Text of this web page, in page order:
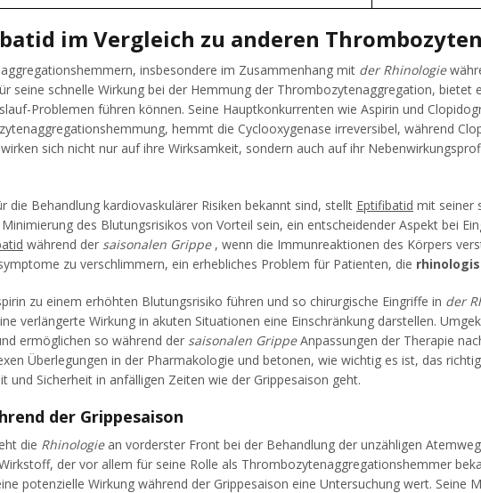
im Vergleich zu anderen
insbesondere im Zusammenhang mit der Rhinologie
seine schnelle Wirkung bei der Hemmung der Thrombozytenaggregation, bietet
Problemen führen können. Seine Hauptkonkurrenten wie Aspirin und
hemmt die Cyclooxygenase irreversibel, während
sich nicht nur auf ihre Wirksamkeit, sondern auch auf ihr
die Behandlung kardiovaskulärer Risiken bekannt sind, stellt Eptifibatid mit seiner
des Blutungsrisikos von Vorteil sein, ein entscheidender Aspekt bei
während der saisonalen Grippe, wenn die Immunreaktionen des Körpers
zu verschlimmern, ein erhebliches Problem für Patienten, die
zu einem erhöhten Blutungsrisiko führen und so chirurgische Eingriffe in der
verlängerte Wirkung in akuten Situationen eine Einschränkung darstellen.
ermöglichen so während der saisonalen GrippeAnpassungen der Therapie
Überlegungen in der Pharmakologie und betonen, wie wichtig es ist, das
Sicherheit in anfälligen Zeiten wie der Grippesaison geht.
der Grippesaison
die Rhinologiean vorderster Front bei der Behandlung der unzähligen
der vor allem für seine Rolle als Thrombozytenaggregationshemmer
potenzielle Wirkung während der Grippesaison eine Untersuchung wert. Seine